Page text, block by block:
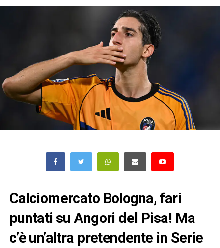
Calciomercato Bologna, fari
puntati su Angori del Pisa! Ma
c’è un’altra pretendente in Serie